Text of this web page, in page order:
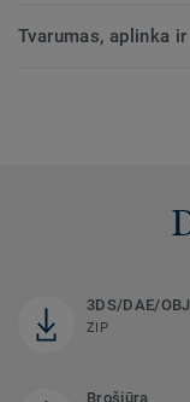
Tvarumas, aplinka
3DS/DAE/
ZIP
Brošiūra